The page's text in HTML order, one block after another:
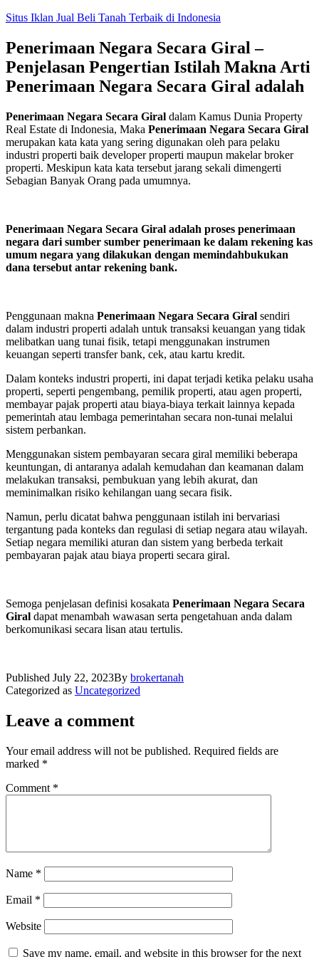
Skip
content
Situs Iklan Jual Beli Tanah Terbaik di Indonesia
Penerimaan Negara Secara Giral –
Penjelasan Pengertian Istilah Makna Arti
Penerimaan Negara Secara Giral adalah
Penerimaan Negara Secara Giral dalam Kamus Dunia Property
Real Estate di Indonesia, Maka Penerimaan Negara Secara Giral
merupakan kata kata yang sering digunakan oleh para pelaku
industri properti baik developer properti maupun makelar broker
properti. Meskipun kata kata tersebut jarang sekali dimengerti
Sebagian Banyak Orang pada umumnya.
Penerimaan Negara Secara Giral adalah proses penerimaan
negara dari sumber sumber penerimaan ke dalam rekening kas
umum negara yang dilakukan dengan memindahbukukan
dana tersebut antar rekening bank.
Penggunaan makna Penerimaan Negara Secara Giral sendiri
dalam industri properti adalah untuk transaksi keuangan yang tidak
melibatkan uang tunai fisik, tetapi menggunakan instrumen
keuangan seperti transfer bank, cek, atau kartu kredit.
Dalam konteks industri properti, ini dapat terjadi ketika pelaku usaha
properti, seperti pengembang, pemilik properti, atau agen properti,
membayar pajak properti atau biaya-biaya terkait lainnya kepada
pemerintah atau lembaga pemerintahan secara non-tunai melalui
sistem perbankan.
Menggunakan sistem pembayaran secara giral memiliki beberapa
keuntungan, di antaranya adalah kemudahan dan keamanan dalam
melakukan transaksi, pembukuan yang lebih akurat, dan
meminimalkan risiko kehilangan uang secara fisik.
Namun, perlu dicatat bahwa penggunaan istilah ini bervariasi
tergantung pada konteks dan regulasi di setiap negara atau wilayah.
Setiap negara memiliki aturan dan sistem yang berbeda terkait
pembayaran pajak atau biaya properti secara giral.
Semoga penjelasan definisi kosakata Penerimaan Negara Secara
Giral dapat menambah wawasan serta pengetahuan anda dalam
berkomunikasi secara lisan atau tertulis.
Published July 22, 2023By brokertanah
Categorized as Uncategorized
Leave a comment
Your email address will not be published. Required fields are
marked *
Comment *
Name *
Email *
Website
Save my name, email, and website in this browser for the next